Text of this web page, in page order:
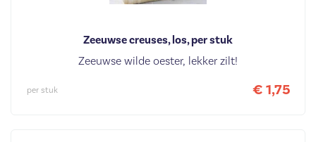
Zeeuwse creuses, los, per stuk
Zeeuwse wilde oester, lekker zilt!
€ 1,75
per stuk